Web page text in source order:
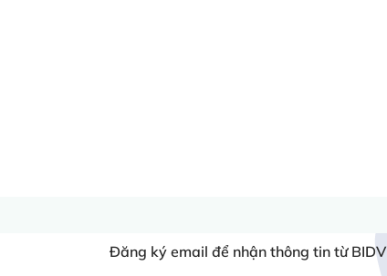
Đăng ký email để nhận thông tin từ BIDV